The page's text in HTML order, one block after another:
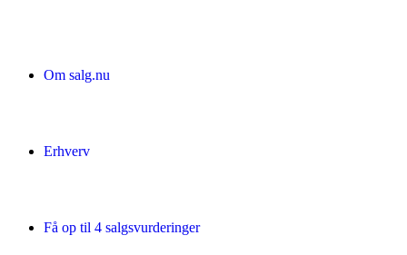
Om salg.nu
Erhverv
Få op til 4 salgsvurderinger